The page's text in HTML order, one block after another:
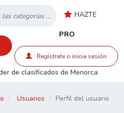
HAZTE
PRO
Regístrate o inicia sesión
de clasificados de Menorca
Usuarios Perfil del usuario